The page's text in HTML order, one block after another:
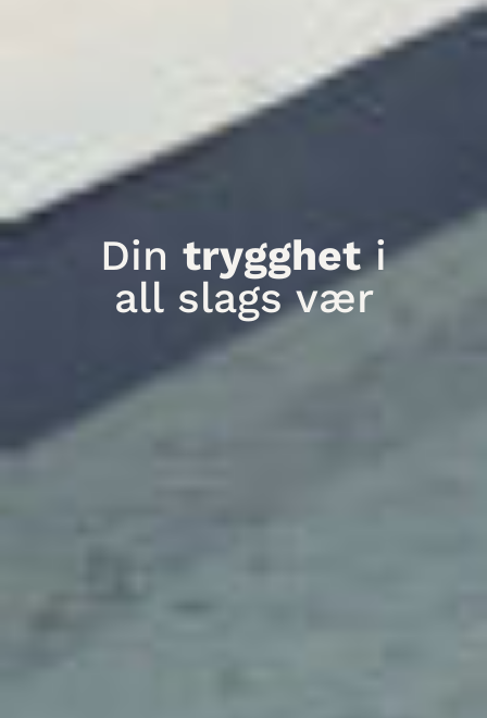
Din tryggheti
all slags vær